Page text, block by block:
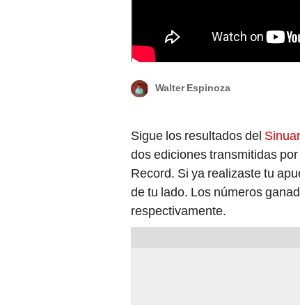
Los sorteos de Sinuano Día y Noche se
Walter Espinoza
Sigue los resultados del
dos ediciones transmitidas por
Record. Si ya realizaste tu
de tu lado. Los números
respectivamente.